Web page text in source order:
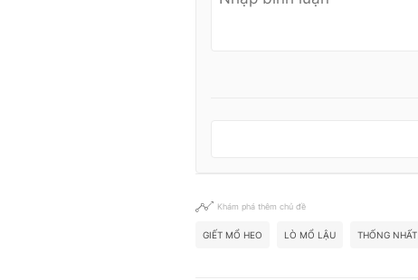
Khám phá thêm chủ đề
GIẾT MỔ HEO LÒ MỔ LẬU THỐNG NHẤT